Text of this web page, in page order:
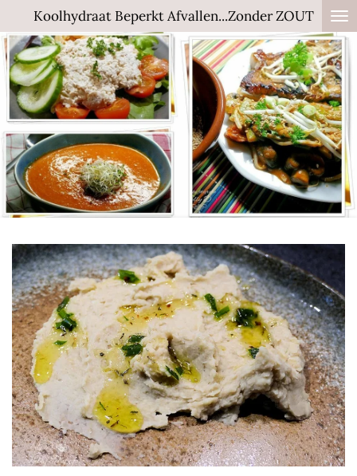
direct
naar
de
hoofdinhoud
Koolhydraat Beperkt Afvallen...Zonder ZOUT